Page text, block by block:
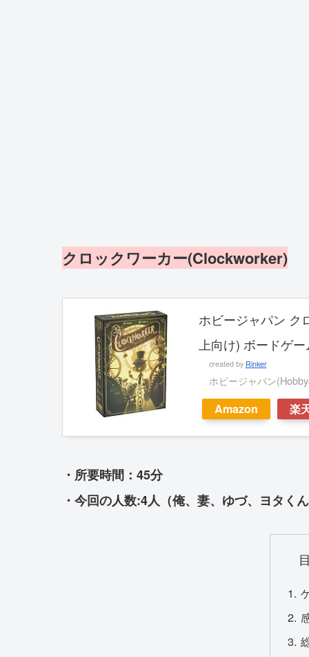
クロックワーカー(Clockworker)
ホビージャパン ク
上向け) ボードゲー
created by Rinker
ホビージャパン
Amazon 楽
・所要時間：45分
・今回の人数:4人（俺、妻、ゆづ、ヨタく